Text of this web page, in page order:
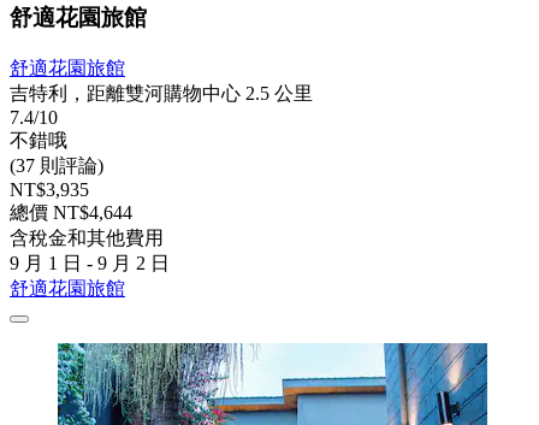
舒適花園旅館
舒適花園旅館
吉特利，距離雙河購物中心 2.5 公里
7.4/10
不錯哦
(37 則評論)
NT$3,935
總價 NT$4,644
含稅金和其他費用
9 月 1 日 - 9 月 2 日
舒適花園旅館